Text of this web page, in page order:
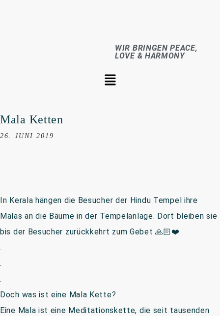
WIR BRINGEN PEACE,
LOVE & HARMONY
Mala Ketten
26. JUNI 2019
In Kerala hängen die Besucher der Hindu Tempel ihre
Malas an die Bäume in der Tempelanlage. Dort bleiben sie
bis der Besucher zurückkehrt zum Gebet 🙏🏻❤️
.
.
.
Doch was ist eine Mala Kette?
Eine Mala ist eine Meditationskette, die seit tausenden